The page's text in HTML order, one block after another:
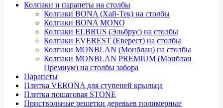
Колпаки и парапеты на столбы
Колпаки BONA (Хай-Тек) на столбы
Колпаки BONA MONO
Колпаки ELBRUS (Эльбрус) на столбы
Колпаки EVEREST (Еверест) на столбы
Колпаки MONBLAN (Монблан) на столбы
Колпаки MONBLAN PREMIUM (Монблан
Премиум) на столбы забора
Парапеты
Плитка VERONA для ступеней крыльца
Плитка пошаговая STONE
Приствольные решетки деревьев полимерные